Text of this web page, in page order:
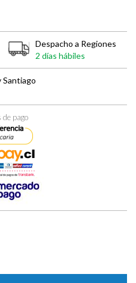
Despacho a Regiones
2 días hábiles
Santiago
de pago